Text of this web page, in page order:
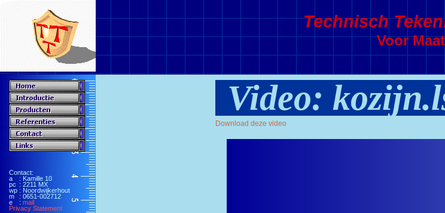
Technisch
Voor
Contact:
a
: Kamille 10
pc : 2211 MX
wp : Noordwijkerhout
m
: 0651-002712
e
: mail
Privacy Statement
Video:
Download deze video